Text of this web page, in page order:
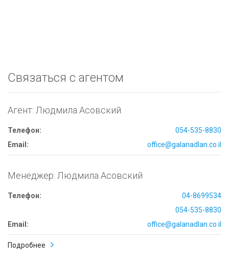
Связаться с агентом
Агент: Людмила Асовский
Телефон:
054-535-8830
Email:
office@galanadlan.co.il
Менеджер: Людмила Асовский
Телефон:
04-8699534
054-535-8830
Email:
office@galanadlan.co.il
Подробнее